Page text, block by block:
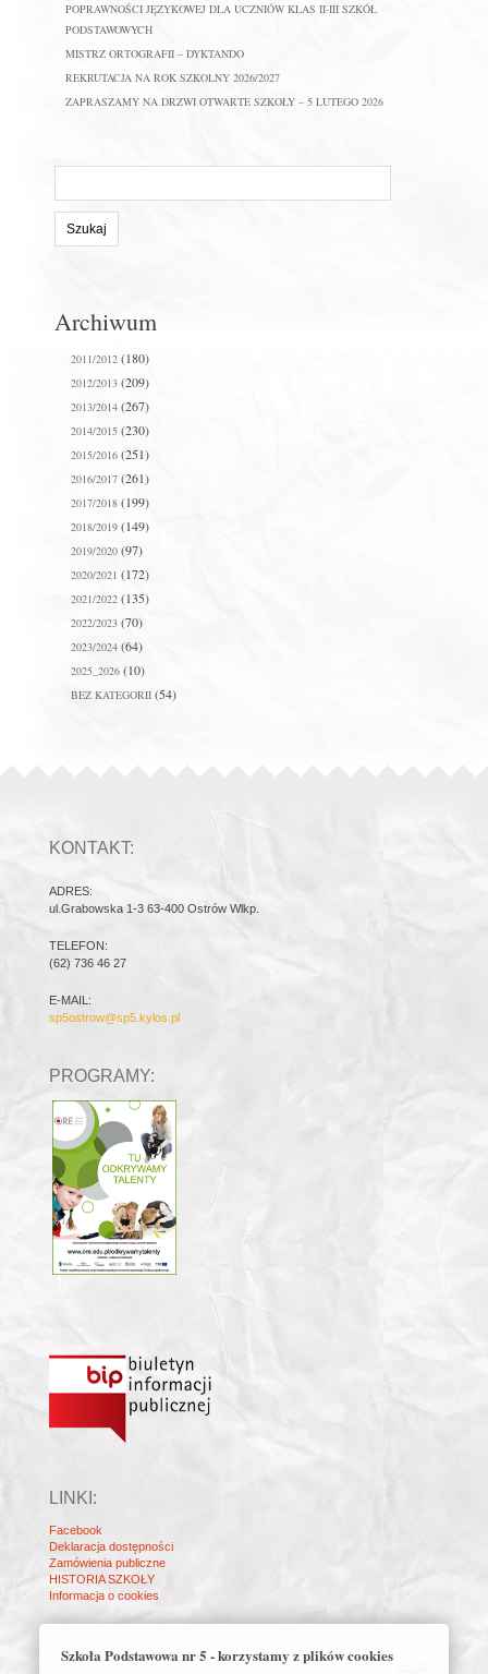
POPRAWNOŚCI JĘZYKOWEJ DLA UCZNIÓW KLAS II-III SZKÓŁ
PODSTAWOWYCH
MISTRZ ORTOGRAFII – DYKTANDO
REKRUTACJA NA ROK SZKOLNY 2026/2027
ZAPRASZAMY NA DRZWI OTWARTE SZKOŁY – 5 LUTEGO 2026
stronie:
Archiwum
2011/2012(180)
2012/2013(209)
2013/2014(267)
2014/2015(230)
2015/2016(251)
2016/2017(261)
2017/2018(199)
2018/2019(149)
2019/2020(97)
2020/2021 (172)
2021/2022(135)
2022/2023(70)
2023/2024(64)
2025_2026(10)
BEZ KATEGORII(54)
KONTAKT:
ADRES:
ul.Grabowska 1-3 63-400 Ostrów Wlkp.
TELEFON:
(62) 736 46 27
E-MAIL:
sp5ostrow@sp5.kylos.pl
PROGRAMY:
LINKI:
Facebook
Deklaracja dostępności
Zamówienia publiczne
HISTORIA SZKOŁY
Informacja o cookies
Szkoła Podstawowa nr 5 - korzystamy z plików cookies